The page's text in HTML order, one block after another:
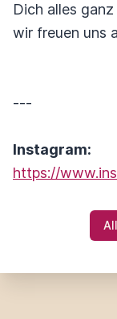
Dich alles
wir freuen uns
---
Instagram:
https://